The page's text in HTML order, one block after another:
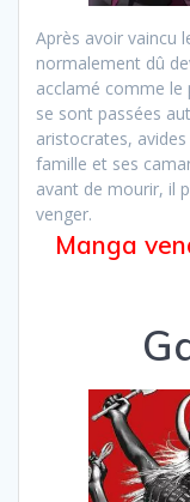
Après avoir vaincu
normalement dû
acclamé comme le
se sont passées
aristocrates,
famille et ses
avant de mourir, il
venger.
Manga